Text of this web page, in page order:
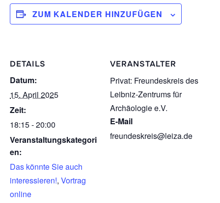
ZUM KALENDER HINZUFÜGEN
DETAILS
Datum:
15. April 2025
Zeit:
18:15 - 20:00
Veranstaltungskategori
en:
Das könnte Sie auch
interessieren!, Vortrag
online
VERANSTALTER
Privat: Freundeskreis des
Leibniz-Zentrums für
Archäologie e.V.
E-Mail
freundeskreis@leiza.de